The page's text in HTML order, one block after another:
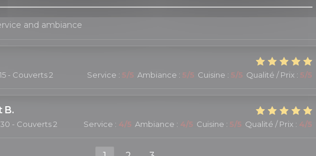
and ambiance
- Couverts 2 Service : 5/5 Ambiance : 5/5 Cuisine : 5/5 Qualité / Prix : 5/5
B
- Couverts 2 Service : 4/5 Ambiance : 4/5 Cuisine : 5/5 Qualité / Prix : 4/5